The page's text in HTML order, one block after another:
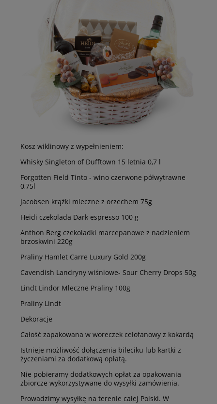
Kosz wiklinowy z wypełnieniem:
Whisky Singleton of Dufftown 15 letnia 0,7 l
Forgotten Field Tinto - wino czerwone półwytrawne
0,75l
Jacobsen krążki mleczne z orzechem 75g
Heidi czekolada Dark espresso 100 g
Anthon Berg czekoladki marcepanowe z nadzieniem
brzoskwini 220g
Praliny Hamlet Carre Luxury Gold 200g
Cavendish Landryny wiśniowe- Sour Cherry Drops 50g
Lindt Lindor Mleczne Praliny 100g
Praliny Lindt
Dekoracje
Całość zapakowana w woreczek celofanowy z kokardą
Istnieje możliwość dołączenia bileciku lub kartki z
życzeniami za dodatkową opłatą.
Nie pobieramy dodatkowych opłat za opakowania
zbiorcze wykorzystywane do wysyłki zamówienia.
Prowadzimy wysyłkę na terenie całej Polski. W